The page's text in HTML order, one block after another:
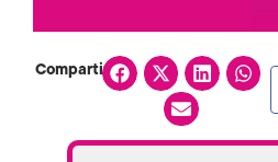
Compartir: